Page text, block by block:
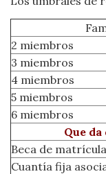
2 miembros
3 miembros
4 miembros
5 miembros
6 miembros
Que
Beca de matrícula
Cuantía fija